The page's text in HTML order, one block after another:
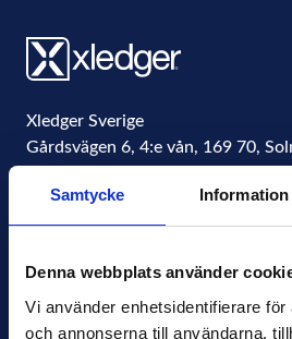
Samtycke Information
Denna webbplats använder
Vi använder enhetsidentifierare
och annonserna till användarna,
Xledger Sverige
Gårdsvägen 6, 4:e vån, 169 70,
Sweden
info@xledger.se